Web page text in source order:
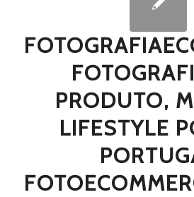
PRODUTO,
LIFESTYLE